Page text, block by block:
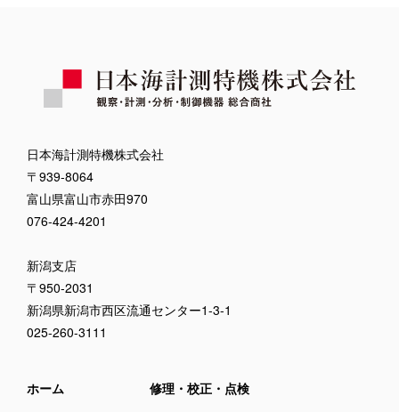
日本海計測特機株式会社
〒939-8064
富山県富山市赤田970
076-424-4201
新潟支店
〒950-2031
新潟県新潟市西区流通センター1-3-1
025-260-3111
ホーム
修理・校正・点検